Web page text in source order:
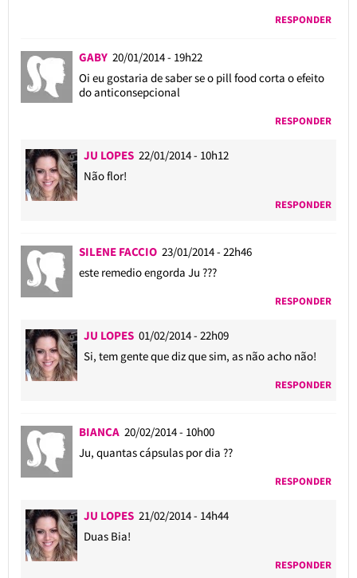
RESPONDER
GABY 20/01/2014 - 19h22
Oi eu gostaria de saber se o pill food corta o efeito
do anticonsepcional
RESPONDER
JU LOPES 22/01/2014 - 10h12
Não flor!
RESPONDER
SILENE FACCIO 23/01/2014 - 22h46
este remedio engorda Ju ???
RESPONDER
JU LOPES 01/02/2014 - 22h09
Si, tem gente que diz que sim, as não acho não!
RESPONDER
BIANCA 20/02/2014 - 10h00
Ju, quantas cápsulas por dia ??
RESPONDER
JU LOPES 21/02/2014 - 14h44
Duas Bia!
RESPONDER